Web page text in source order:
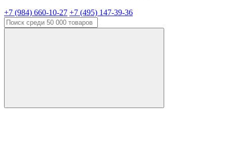
+7 (984) 660-10-27 +7 (495) 147-39-36